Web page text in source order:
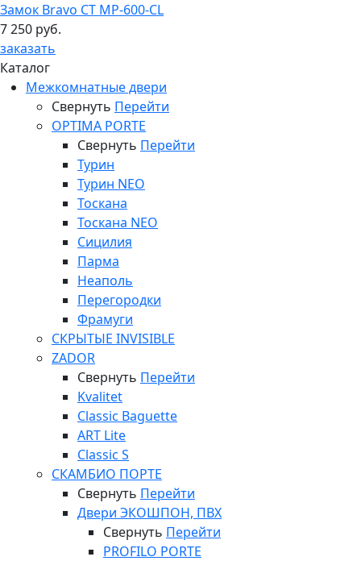
Замок Bravo СТ MP-600-CL
7 250 руб.
заказать
Каталог
Межкомнатные двери
Свернуть Перейти
OPTIMA PORTE
Свернуть Перейти
Турин
Турин NEO
Тоскана
Тоскана NEO
Сицилия
Парма
Неаполь
Перегородки
Фрамуги
СКРЫТЫЕ INVISIBLE
ZADOR
Свернуть Перейти
Kvalitet
Classic Baguette
ART Lite
Classic S
СКАМБИО ПОРТЕ
Свернуть Перейти
Двери ЭКОШПОН, ПВХ
Свернуть Перейти
PROFILO PORTE